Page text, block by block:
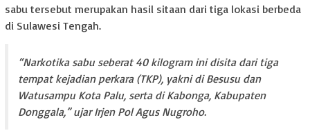
sabu tersebut merupakan hasil sitaan dari tiga lokasi berbeda
di Sulawesi Tengah.
“Narkotika sabu seberat 40 kilogram ini disita dari tiga
tempat kejadian perkara (TKP), yakni di Besusu dan
Watusampu Kota Palu, serta di Kabonga, Kabupaten
Donggala,” ujar Irjen Pol Agus Nugroho.